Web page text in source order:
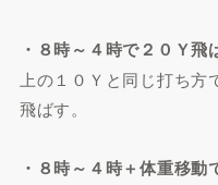
・８時～４時で２０Ｙ飛
上の１０Ｙと同じ打ち方
飛ばす。
・８時～４時＋体重移動